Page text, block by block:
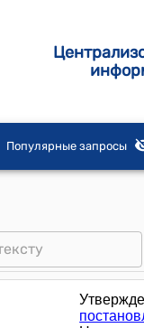
Популярные запросы